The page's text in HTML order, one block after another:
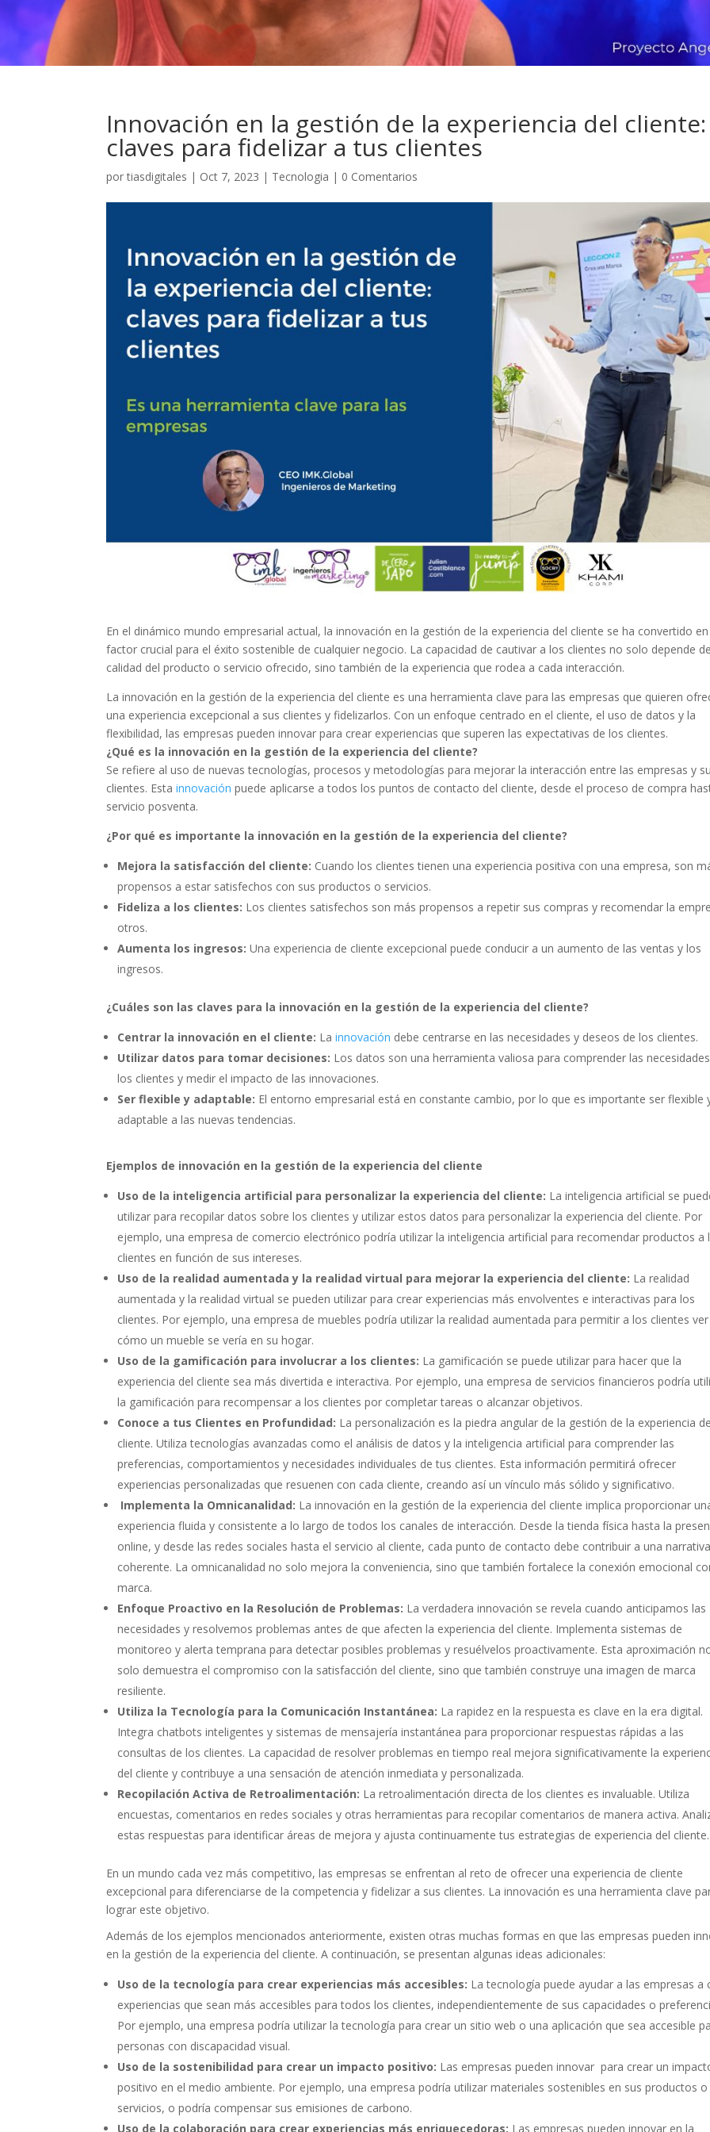
Innovación en la gestión de la experiencia del cliente:
claves para fidelizar a tus clientes
portiasdigitales | Oct 7, 2023 | Tecnologia | 0 Comentarios
En el dinámico mundo empresarial actual, la innovación en la gestión de la experiencia del cliente se ha convertido
factor crucial para el éxito sostenible de cualquier negocio. La capacidad de cautivar a los clientes no solo depende
calidad del producto o servicio ofrecido, sino también de la experiencia que rodea a cada interacción.
La innovación en la gestión de la experiencia del cliente es una herramienta clave para las empresas que quieren
una experiencia excepcional a sus clientes y fidelizarlos. Con un enfoque centrado en el cliente, el uso de datos y la
flexibilidad, las empresas pueden innovar para crear experiencias que superen las expectativas de los clientes.
¿Qué es la innovación en la gestión de la experiencia del cliente?
Se refiere al uso de nuevas tecnologías, procesos y metodologías para mejorar la interacción entre las empresas y
clientes. Estainnovación puede aplicarse a todos los puntos de contacto del cliente, desde el proceso de compra
servicio posventa.
¿Por qué es importante la innovación en la gestión de la experiencia del cliente?
Mejora la satisfacción del cliente: Cuando los clientes tienen una experiencia positiva con una empresa, son
propensos a estar satisfechos con sus productos o servicios.
Fideliza a los clientes: Los clientes satisfechos son más propensos a repetir sus compras y recomendar la
otros.
Aumenta los ingresos: Una experiencia de cliente excepcional puede conducir a un aumento de las ventas y los
ingresos.
¿Cuáles son las claves para la innovación en la gestión de la experiencia del cliente?
Centrar la innovación en el cliente: La innovación debe centrarse en las necesidades y deseos de los clientes.
Utilizar datos para tomar decisiones: Los datos son una herramienta valiosa para comprender las
los clientes y medir el impacto de las innovaciones.
Ser flexible y adaptable: El entorno empresarial está en constante cambio, por lo que es importante ser flexible
adaptable a las nuevas tendencias.
Ejemplos de innovación en la gestión de la experiencia del cliente
Uso de la inteligencia artificial para personalizar la experiencia del cliente: La inteligencia artificial se
utilizar para recopilar datos sobre los clientes y utilizar estos datos para personalizar la experiencia del cliente. Por
ejemplo, una empresa de comercio electrónico podría utilizar la inteligencia artificial para recomendar productos a
clientes en función de sus intereses.
Uso de la realidad aumentada y la realidad virtual para mejorar la experiencia del cliente: La realidad
aumentada y la realidad virtual se pueden utilizar para crear experiencias más envolventes e interactivas para los
clientes. Por ejemplo, una empresa de muebles podría utilizar la realidad aumentada para permitir a los clientes ver
cómo un mueble se vería en su hogar.
Uso de la gamificación para involucrar a los clientes: La gamificación se puede utilizar para hacer que la
experiencia del cliente sea más divertida e interactiva. Por ejemplo, una empresa de servicios financieros podría
la gamificación para recompensar a los clientes por completar tareas o alcanzar objetivos.
Conoce a tus Clientes en Profundidad: La personalización es la piedra angular de la gestión de la experiencia
cliente. Utiliza tecnologías avanzadas como el análisis de datos y la inteligencia artificial para comprender las
preferencias, comportamientos y necesidades individuales de tus clientes. Esta información permitirá ofrecer
experiencias personalizadas que resuenen con cada cliente, creando así un vínculo más sólido y significativo.
Implementa la Omnicanalidad: La innovación en la gestión de la experiencia del cliente implica proporcionar
experiencia fluida y consistente a lo largo de todos los canales de interacción. Desde la tienda física hasta la
online, y desde las redes sociales hasta el servicio al cliente, cada punto de contacto debe contribuir a una narrativa
coherente. La omnicanalidad no solo mejora la conveniencia, sino que también fortalece la conexión emocional
marca.
Enfoque Proactivo en la Resolución de Problemas: La verdadera innovación se revela cuando anticipamos las
necesidades y resolvemos problemas antes de que afecten la experiencia del cliente. Implementa sistemas de
monitoreo y alerta temprana para detectar posibles problemas y resuélvelos proactivamente. Esta aproximación
solo demuestra el compromiso con la satisfacción del cliente, sino que también construye una imagen de marca
resiliente.
Utiliza la Tecnología para la Comunicación Instantánea: La rapidez en la respuesta es clave en la era digital.
Integra chatbots inteligentes y sistemas de mensajería instantánea para proporcionar respuestas rápidas a las
consultas de los clientes. La capacidad de resolver problemas en tiempo real mejora significativamente la
del cliente y contribuye a una sensación de atención inmediata y personalizada.
Recopilación Activa de Retroalimentación: La retroalimentación directa de los clientes es invaluable. Utiliza
encuestas, comentarios en redes sociales y otras herramientas para recopilar comentarios de manera activa.
estas respuestas para identificar áreas de mejora y ajusta continuamente tus estrategias de experiencia del cliente.
En un mundo cada vez más competitivo, las empresas se enfrentan al reto de ofrecer una experiencia de cliente
excepcional para diferenciarse de la competencia y fidelizar a sus clientes. La innovación es una herramienta clave
lograr este objetivo.
Además de los ejemplos mencionados anteriormente, existen otras muchas formas en que las empresas pueden
en la gestión de la experiencia del cliente. A continuación, se presentan algunas ideas adicionales:
Uso de la tecnología para crear experiencias más accesibles: La tecnología puede ayudar a las empresas a
experiencias que sean más accesibles para todos los clientes, independientemente de sus capacidades o
Por ejemplo, una empresa podría utilizar la tecnología para crear un sitio web o una aplicación que sea accesible
personas con discapacidad visual.
Uso de la sostenibilidad para crear un impacto positivo: Las empresas pueden innovar para crear un
positivo en el medio ambiente. Por ejemplo, una empresa podría utilizar materiales sostenibles en sus productos o
servicios, o podría compensar sus emisiones de carbono.
Uso de la colaboración para crear experiencias más enriquecedoras: Las empresas pueden innovar en la